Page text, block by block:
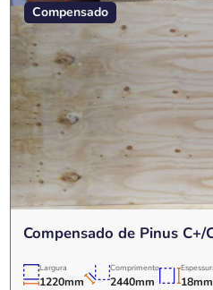
Compensado
Compensado de Pinus C+/
Largura
1220mm
Comprimento
2440mm 18mm